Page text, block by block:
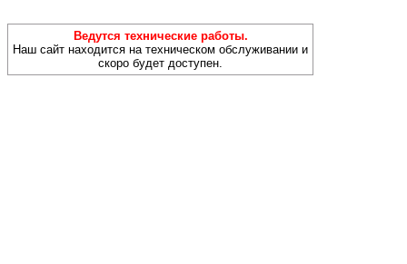
Ведутся технические работы.
Наш сайт находится на техническом обслуживании и
скоро будет доступен.